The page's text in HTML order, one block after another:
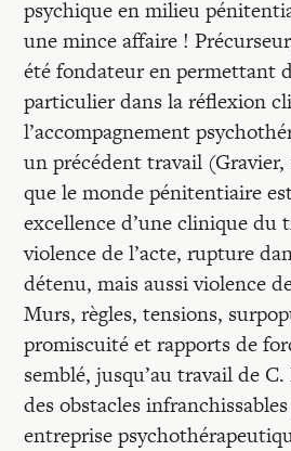
psychique en milieu
une mince affaire !
été fondateur en permettant
particulier dans la réflexion
l’accompagnement
un précédent travail (Gravier,
que le monde pénitentiaire
excellence d’une clinique du
violence de l’acte, rupture
détenu, mais aussi violence
Murs, règles, tensions,
promiscuité et rapports de
semblé, jusqu’au travail de
des obstacles
entreprise